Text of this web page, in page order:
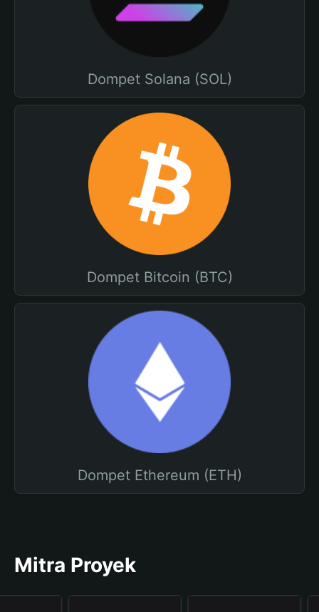
Dompet Solana (SOL)
Dompet Bitcoin (BTC)
Dompet Ethereum (ETH)
Mitra Proyek